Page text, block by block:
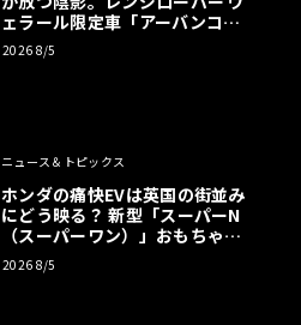
ェラール限定車「アーバンコン
トラスト・エディション」登場
2026 8/5
ニュース＆トピックス
ホンダの痛快EVは英国の街並み
にどう映る？ 新型「スーパーN
（スーパーワン）」おもちゃ箱
ツアーの全貌
2026 8/5